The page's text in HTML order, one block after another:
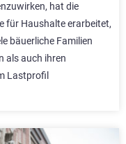
hat die
für Haushalte erarbeitet,
bäuerliche Familien
als auch ihren
Lastprofil